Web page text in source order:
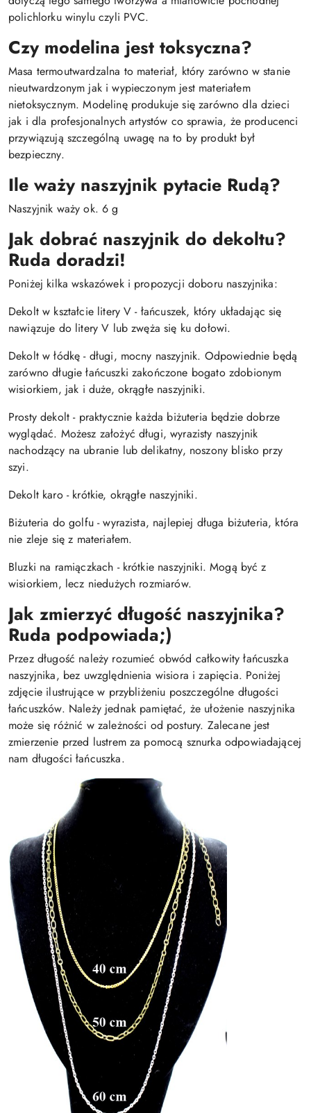
polichlorku winylu czyli PVC.
Czy modelina jest toksyczna?
Masa termoutwardzalna to materiał, który zarówno w stanie
nieutwardzonym jak i wypieczonym jest materiałem
nietoksycznym. Modelinę produkuje się zarówno dla dzieci
jak i dla profesjonalnych artystów co sprawia, że producenci
przywiązują szczególną uwagę na to by produkt był
bezpieczny.
Ile waży naszyjnik pytacie Rudą?
Naszyjnik waży ok. 6 g
Jak dobrać naszyjnik do dekoltu?
Ruda doradzi!
Poniżej kilka wskazówek i propozycji doboru naszyjnika:
Dekolt w kształcie litery V - łańcuszek, który układając się
nawiązuje do litery V lub zwęża się ku dołowi.
Dekolt w łódkę - długi, mocny naszyjnik. Odpowiednie będą
zarówno długie łańcuszki zakończone bogato zdobionym
wisiorkiem, jak i duże, okrągłe naszyjniki.
Prosty dekolt - praktycznie każda biżuteria będzie dobrze
wyglądać. Możesz założyć długi, wyrazisty naszyjnik
nachodzący na ubranie lub delikatny, noszony blisko przy
szyi.
Dekolt karo - krótkie, okrągłe naszyjniki.
Biżuteria do golfu - wyrazista, najlepiej długa biżuteria, która
nie zleje się z materiałem.
Bluzki na ramiączkach - krótkie naszyjniki. Mogą być z
wisiorkiem, lecz niedużych rozmiarów.
Jak zmierzyć długość naszyjnika?
Ruda podpowiada;)
Przez długość należy rozumieć obwód całkowity łańcuszka
naszyjnika, bez uwzględnienia wisiora i zapięcia. Poniżej
zdjęcie ilustrujące w przybliżeniu poszczególne długości
łańcuszków. Należy jednak pamiętać, że ułożenie naszyjnika
może się różnić w zależności od postury. Zalecane jest
zmierzenie przed lustrem za pomocą sznurka odpowiadającej
nam długości łańcuszka.